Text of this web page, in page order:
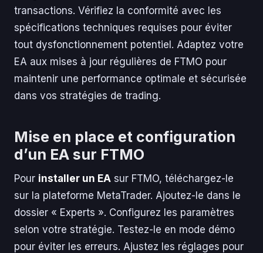
transactions. Vérifiez la conformité avec les
spécifications techniques requises pour éviter
tout dysfonctionnement potentiel. Adaptez votre
EA aux mises à jour régulières de FTMO pour
maintenir une performance optimale et sécurisée
dans vos stratégies de trading.
Mise en place et configuration
d’un EA sur FTMO
Pour installer un EA sur FTMO, téléchargez-le
sur la plateforme MetaTrader. Ajoutez-le dans le
dossier « Experts ». Configurez les paramètres
selon votre stratégie. Testez-le en mode démo
pour éviter les erreurs. Ajustez les réglages pour